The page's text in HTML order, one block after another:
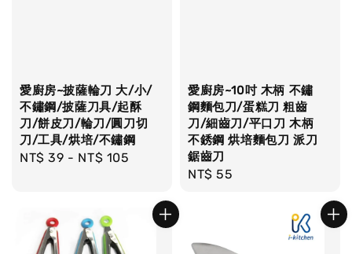
愛廚房~披薩輪刀 大/小/
不鏽鋼/披薩刀具/起酥
刀/餅皮刀/輪刀/圓刀切
刀/工具/烘培/不鏽鋼
Regular
NT$ 39 - NT$ 105
愛廚房~10吋 木柄 不鏽
鋼麵包刀/蛋糕刀 粗齒
刀/細齒刀/平口刀 木柄
不銹鋼 烘培麵包刀 派刀
鋸齒刀
Regular
NT$ 55